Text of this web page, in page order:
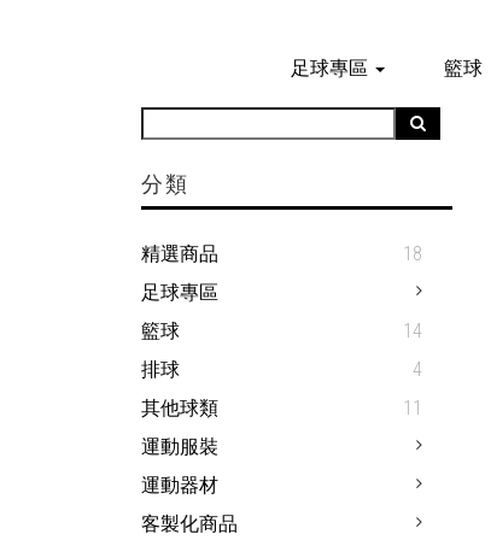
足球專區 籃球
分類
精選商品
18
足球專區
籃球
14
排球
4
其他球類
11
運動服裝
運動器材
客製化商品